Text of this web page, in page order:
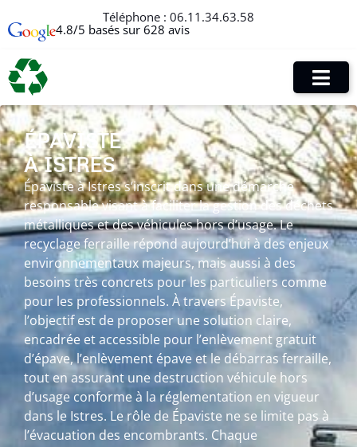
Téléphone : 06.11.34.63.58
4.8/5 basés sur 628 avis
ÉPAVISTE
À ISTRES
Épaviste à Istres s’inscrit dans une démarche
responsable visant à faciliter la gestion des déchets
métalliques et des véhicules hors d’usage. Le
recyclage ferraille répond aujourd’hui à des enjeux
environnementaux majeurs, mais aussi à des
besoins très concrets pour les particuliers comme
pour les professionnels. À travers Épaviste,
l’objectif est de proposer une solution claire,
encadrée et accessible pour l’enlèvement gratuit
d’épave, l’enlèvement épave et le débarras ferraille,
tout en assurant une destruction véhicule hors
d’usage conforme à la réglementation en vigueur
dans le Istres. Le rôle de Épaviste ne se limite pas à
l’évacuation des encombrants. Chaque